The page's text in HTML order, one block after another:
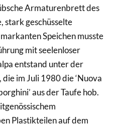
Armaturenbrett des
stark geschüsselte
Speichen musste
mit seelenloser
entstand unter der
im Juli 1980 die ‘Nuova
aus der Taufe hob.
Plastikteilen auf dem